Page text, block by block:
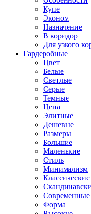
Купе
Эконом
Назначение
В коридор
Для узкого
Гардеробные
Цвет
Белые
Светлые
Серые
Темные
Цена
Элитные
Дешевые
Размеры
Большие
Маленькие
Стиль
Минимализм
Классические
Современные
Форма